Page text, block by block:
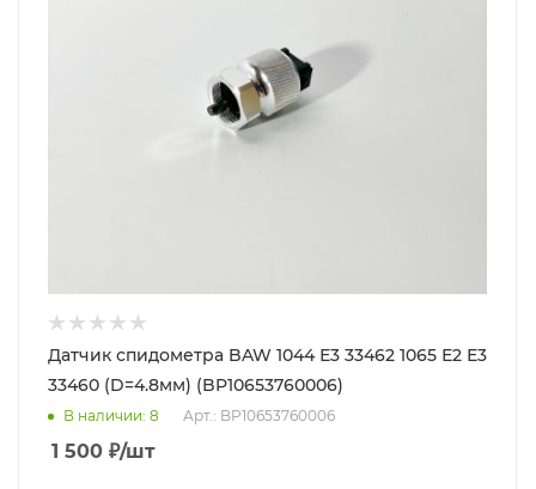
Датчик спидометра BAW 1044 Е3 33462 1065 Е2 Е3
33460 (D=4.8мм) (BP10653760006)
В наличии: 8 Арт.: BP10653760006
1 500 ₽/шт